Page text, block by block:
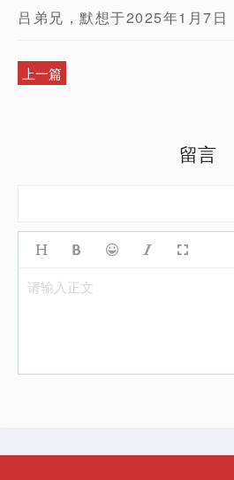
吕弟兄，默想于2025年1月7日
上一篇
留言
请输入正文